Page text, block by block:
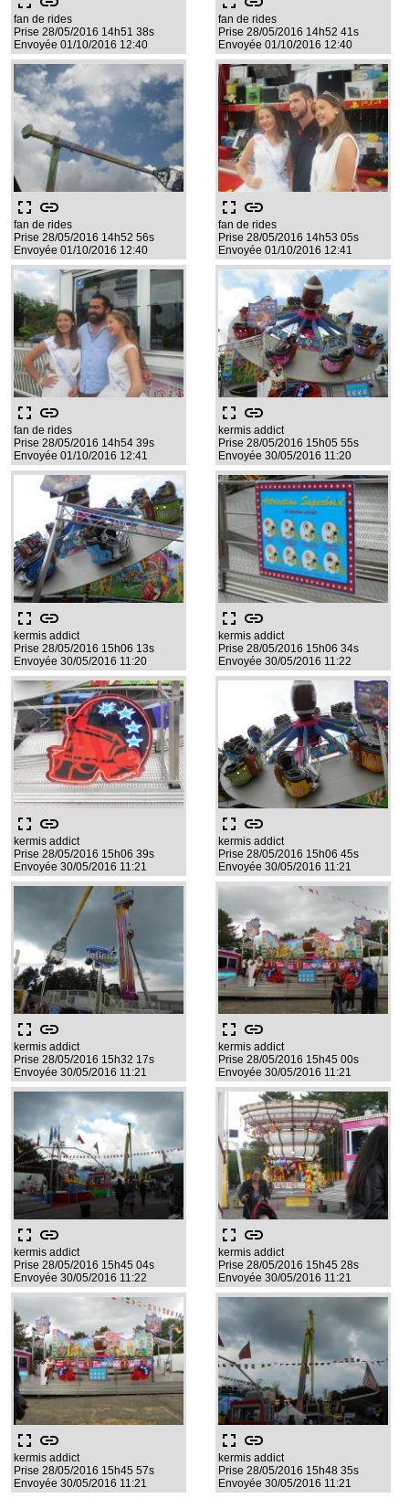
fan de rides
Prise 28/05/2016 14h51 38s
Envoyée 01/10/2016 12:40
fan de rides
Prise 28/05/2016 14h52 41s
Envoyée 01/10/2016 12:40
fullscreen link
fan de rides
Prise 28/05/2016 14h52 56s
Envoyée 01/10/2016 12:40
fullscreen link
fan de rides
Prise 28/05/2016 14h53 05s
Envoyée 01/10/2016 12:41
fullscreen link
fan de rides
Prise 28/05/2016 14h54 39s
Envoyée 01/10/2016 12:41
fullscreen link
kermis addict
Prise 28/05/2016 15h05 55s
Envoyée 30/05/2016 11:20
fullscreen link
kermis addict
Prise 28/05/2016 15h06 13s
Envoyée 30/05/2016 11:20
fullscreen link
kermis addict
Prise 28/05/2016 15h06 34s
Envoyée 30/05/2016 11:22
fullscreen link
kermis addict
Prise 28/05/2016 15h06 39s
Envoyée 30/05/2016 11:21
fullscreen link
kermis addict
Prise 28/05/2016 15h06 45s
Envoyée 30/05/2016 11:21
fullscreen link
kermis addict
Prise 28/05/2016 15h32 17s
Envoyée 30/05/2016 11:21
fullscreen link
kermis addict
Prise 28/05/2016 15h45 00s
Envoyée 30/05/2016 11:21
fullscreen link
kermis addict
Prise 28/05/2016 15h45 04s
Envoyée 30/05/2016 11:22
fullscreen link
kermis addict
Prise 28/05/2016 15h45 28s
Envoyée 30/05/2016 11:21
fullscreen link
kermis addict
Prise 28/05/2016 15h45 57s
Envoyée 30/05/2016 11:21
fullscreen link
kermis addict
Prise 28/05/2016 15h48 35s
Envoyée 30/05/2016 11:21